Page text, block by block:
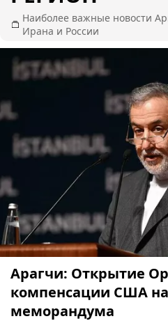
Наиболее важные новости
Ирана и России
Арагчи: Открытие
компенсации США
меморандума